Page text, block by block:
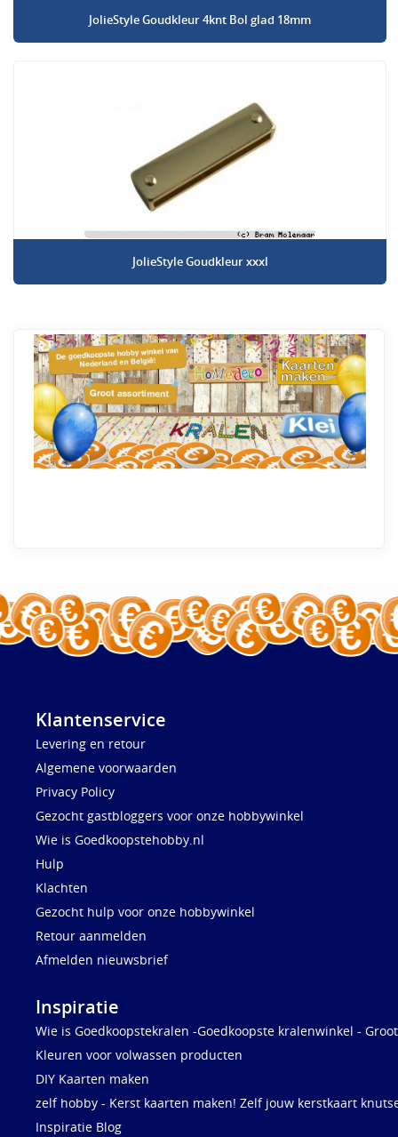
JolieStyle Goudkleur 4knt Bol glad 18mm
JolieStyle Goudkleur xxxl
Klantenservice
Levering en retour
Algemene voorwaarden
Privacy Policy
Gezocht gastbloggers voor onze hobbywinkel
Wie is Goedkoopstehobby.nl
Hulp
Klachten
Gezocht hulp voor onze hobbywinkel
Retour aanmelden
Afmelden nieuwsbrief
Inspiratie
Wie is Goedkoopstekralen -Goedkoopste kralenwinkel -
Kleuren voor volwassen producten
DIY Kaarten maken
zelf hobby - Kerst kaarten maken! Zelf jouw kerstkaart
Inspiratie Blog